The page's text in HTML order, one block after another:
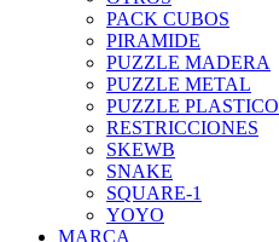
PACK CUBOS
PIRAMIDE
PUZZLE MADERA
PUZZLE METAL
PUZZLE PLASTICO
RESTRICCIONES
SKEWB
SNAKE
SQUARE-1
YOYO
MARCA